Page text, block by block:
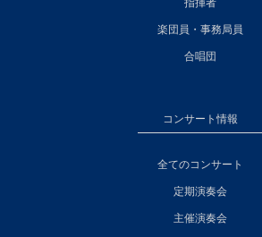
楽団員・事務局員
合唱団
コンサート情報
全てのコンサート
定期演奏会
主催演奏会